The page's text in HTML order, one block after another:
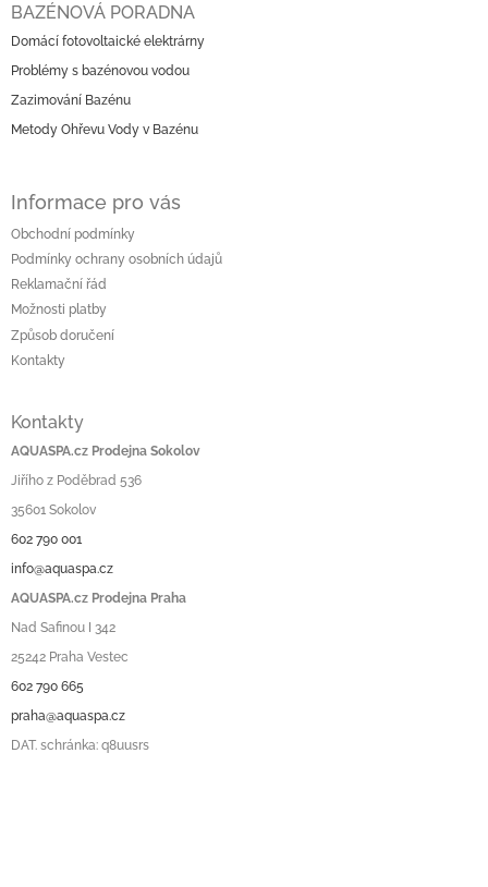
BAZÉNOVÁ PORADNA
Domácí fotovoltaické elektrárny
Problémy s bazénovou vodou
Zazimování Bazénu
Metody Ohřevu Vody v Bazénu
Informace pro vás
Obchodní podmínky
Podmínky ochrany osobních údajů
Reklamační řád
Možnosti platby
Způsob doručení
Kontakty
Kontakty
AQUASPA.cz Prodejna Sokolov
Jiřího z Poděbrad 536
35601 Sokolov
602 790 001
info@aquaspa.cz
AQUASPA.cz Prodejna Praha
Nad Safinou I 342
25242 Praha Vestec
602 790 665
praha@aquaspa.cz
DAT. schránka: q8uusrs